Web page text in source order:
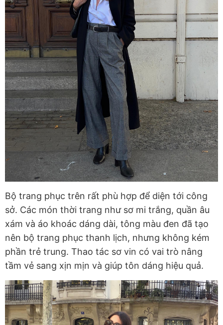
Bộ trang phục trên rất phù hợp để diện tới công
sở. Các món thời trang như sơ mi trắng, quần âu
xám và áo khoác dáng dài, tông màu đen đã tạo
nên bộ trang phục thanh lịch, nhưng không kém
phần trẻ trung. Thao tác sơ vin có vai trò nâng
tầm vẻ sang xịn mịn và giúp tôn dáng hiệu quả.